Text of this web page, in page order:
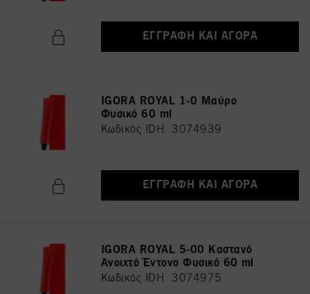
ΕΓΓΡΑΦΉ ΚΑΙ ΑΓΟΡΆ
IGORA ROYAL 1-0 Μαύρο
Φυσικό 60 ml
Κωδικός IDH 3074939
ΕΓΓΡΑΦΉ ΚΑΙ ΑΓΟΡΆ
IGORA ROYAL 5-00 Καστανό
Ανοιχτό Έντονο Φυσικό 60 ml
Κωδικός IDH 3074975